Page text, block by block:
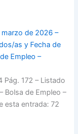
marzo de 2026 –
as y Fecha de
Empleo –
Pág. 172 – Listado
Bolsa de Empleo –
esta entrada: 72